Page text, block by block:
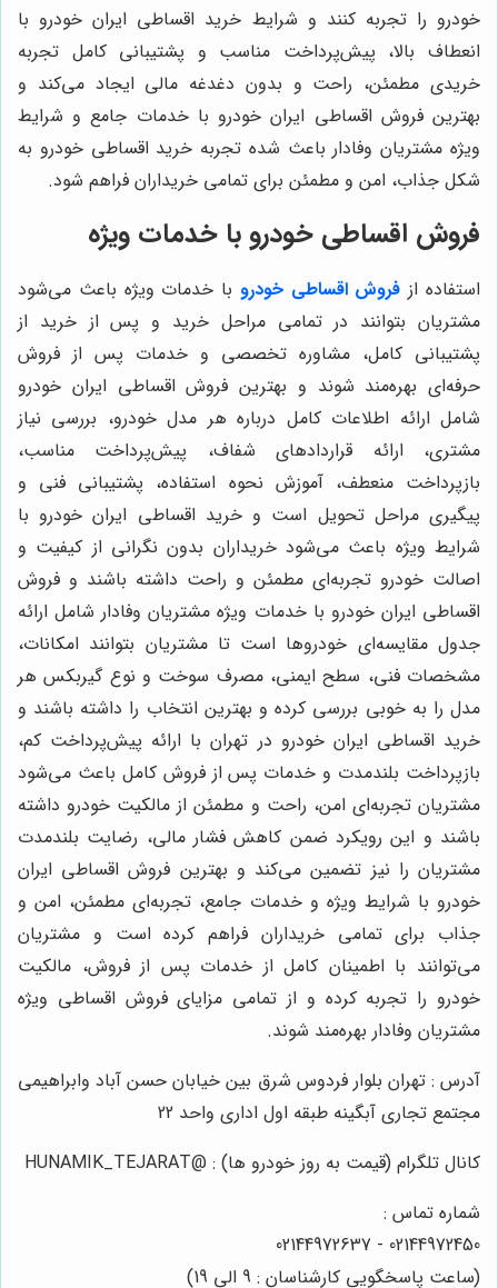
خودرو را تجربه کنند و شرایط خرید اقساطی ایران خودرو با
انعطاف بالا، پیش‌پرداخت مناسب و پشتیبانی کامل تجربه
خریدی مطمئن، راحت و بدون دغدغه مالی ایجاد می‌کند و
بهترین فروش اقساطی ایران خودرو با خدمات جامع و شرایط
ویژه مشتریان وفادار باعث شده تجربه خرید اقساطی خودرو به
شکل جذاب، امن و مطمئن برای تمامی خریداران فراهم شود.
فروش اقساطی خودرو با خدمات ویژه
استفاده از فروش اقساطی خودرو با خدمات ویژه باعث می‌شود
مشتریان بتوانند در تمامی مراحل خرید و پس از خرید از
پشتیبانی کامل، مشاوره تخصصی و خدمات پس از فروش
حرفه‌ای بهره‌مند شوند و بهترین فروش اقساطی ایران خودرو
شامل ارائه اطلاعات کامل درباره هر مدل خودرو، بررسی نیاز
مشتری، ارائه قراردادهای شفاف، پیش‌پرداخت مناسب،
بازپرداخت منعطف، آموزش نحوه استفاده، پشتیبانی فنی و
پیگیری مراحل تحویل است و خرید اقساطی ایران خودرو با
شرایط ویژه باعث می‌شود خریداران بدون نگرانی از کیفیت و
اصالت خودرو تجربه‌ای مطمئن و راحت داشته باشند و فروش
اقساطی ایران خودرو با خدمات ویژه مشتریان وفادار شامل ارائه
جدول مقایسه‌ای خودروها است تا مشتریان بتوانند امکانات،
مشخصات فنی، سطح ایمنی، مصرف سوخت و نوع گیربکس هر
مدل را به خوبی بررسی کرده و بهترین انتخاب را داشته باشند و
خرید اقساطی ایران خودرو در تهران با ارائه پیش‌پرداخت کم،
بازپرداخت بلندمدت و خدمات پس از فروش کامل باعث می‌شود
مشتریان تجربه‌ای امن، راحت و مطمئن از مالکیت خودرو داشته
باشند و این رویکرد ضمن کاهش فشار مالی، رضایت بلندمدت
مشتریان را نیز تضمین می‌کند و بهترین فروش اقساطی ایران
خودرو با شرایط ویژه و خدمات جامع، تجربه‌ای مطمئن، امن و
جذاب برای تمامی خریداران فراهم کرده است و مشتریان
می‌توانند با اطمینان کامل از خدمات پس از فروش، مالکیت
خودرو را تجربه کرده و از تمامی مزایای فروش اقساطی ویژه
مشتریان وفادار بهره‌مند شوند.
آدرس : تهران بلوار فردوس شرق بین خیابان حسن آباد وابراهیمی
مجتمع تجاری آبگینه طبقه اول اداری واحد 22
کانال تلگرام (قیمت به روز خودرو ها) : @HUNAMIK_TEJARAT
شماره تماس :
02144972450 - 02144972637
(ساعت پاسخگویی کارشناسان : 9 الی 19)